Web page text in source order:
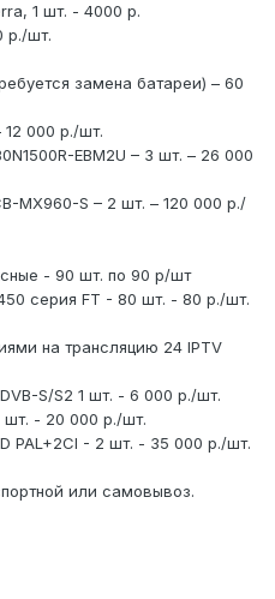
1 шт. - 4000 р.
р./шт.
замена батареи) – 60
12 000 р./шт.
EBM2U – 3 шт. – 26 000
MX960-S – 2 шт. – 120 000 р./
- 90 шт. по 90 р/шт
серия FT - 80 шт. - 80 р./шт.
на трансляцию 24 IPTV
S/S2 1 шт. - 6 000 р./шт.
шт. - 20 000 р./шт.
PAL+2CI - 2 шт. - 35 000 р./шт.
или самовывоз.